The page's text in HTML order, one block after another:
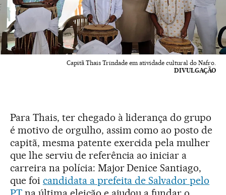
Capitã Thais Trindade em atividade cultural do Nafro.
DIVULGAÇÃO
Para Thais, ter chegado à liderança do grupo
é motivo de orgulho, assim como ao posto de
capitã, mesma patente exercida pela mulher
que lhe serviu de referência ao iniciar a
carreira na polícia: Major Denice Santiago,
que foi candidata a prefeita de Salvador pelo